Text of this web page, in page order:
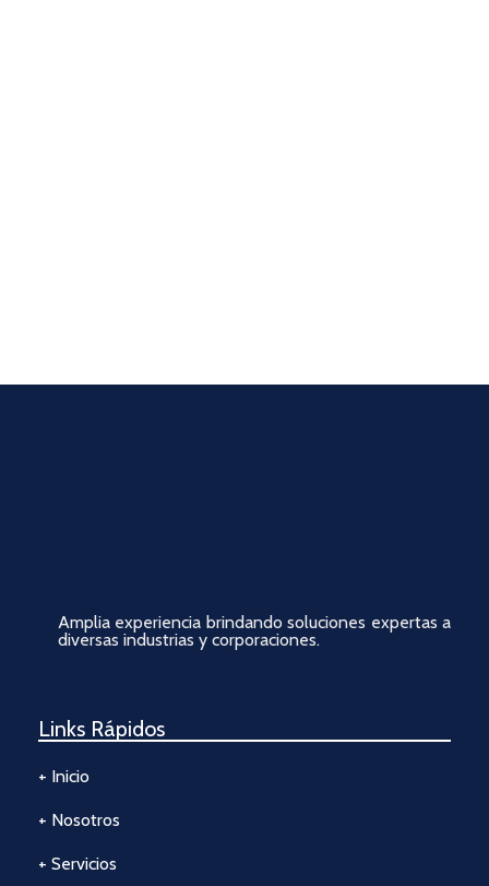
Amplia experiencia brindando soluciones expertas a
diversas industrias y corporaciones.
Links Rápidos
+ Inicio
+ Nosotros
+ Servicios